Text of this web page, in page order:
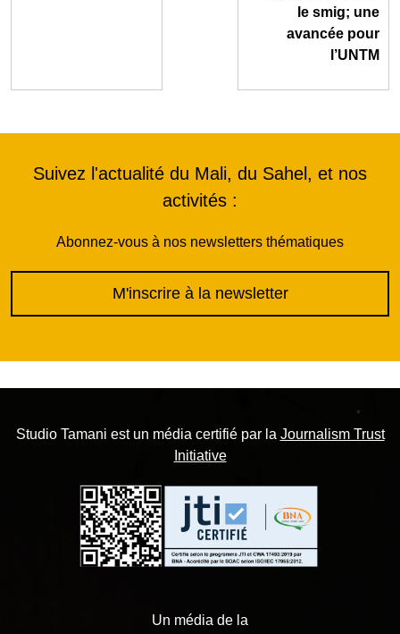
le smig; une
avancée pour
l’UNTM
Suivez l'actualité du Mali, du Sahel, et nos
activités :
Abonnez-vous à nos newsletters thématiques
M'inscrire à la newsletter
Studio Tamani est un média certifié par la Journalism Trust
Initiative
Un média de la